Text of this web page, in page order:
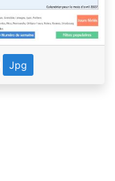
Jpg